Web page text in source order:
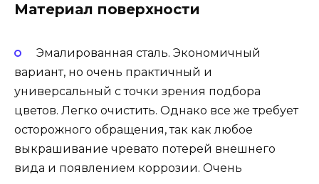
Материал поверхности
Эмалированная сталь. Экономичный
вариант, но очень практичный и
универсальный с точки зрения подбора
цветов. Легко очистить. Однако все же требует
осторожного обращения, так как любое
выкрашивание чревато потерей внешнего
вида и появлением коррозии. Очень